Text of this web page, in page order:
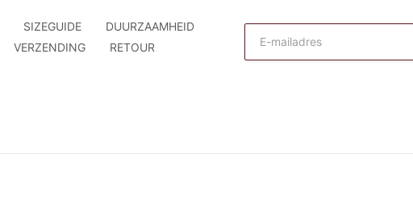
SIZEGUIDE
DUURZAAMHEID
VERZENDING
RETOUR